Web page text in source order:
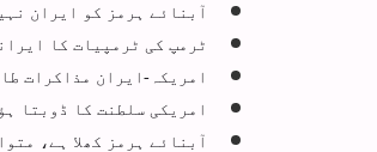
آبنائے ہرمز کو ایران
ٹرمپ کی ٹرمپیات کا
امریکہ-ایران مذاکرات
امریکی سلطنت کا ڈوبتا
آبنائے ہرمز کھلا ہے،